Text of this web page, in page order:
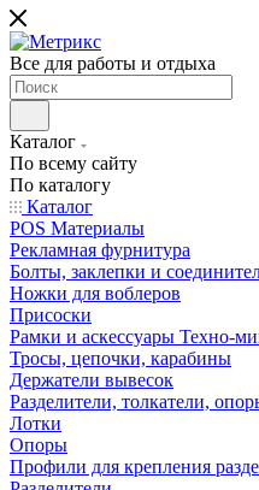
Все для работы и отдыха
Каталог
По всему сайту
По каталогу
Каталог
POS Материалы
Рекламная фурнитура
Болты, заклепки и
Ножки для воблеров
Присоски
Рамки и аскессуары Техно-
Тросы, цепочки, карабины
Держатели вывесок
Разделители, толкатели,
Лотки
Опоры
Профили для крепления